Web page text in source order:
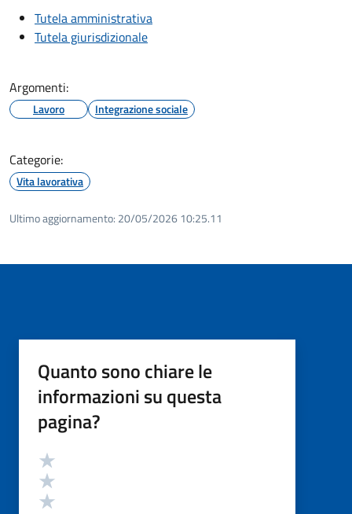
Tutela amministrativa
Tutela giurisdizionale
Argomenti:
Lavoro Integrazione sociale
Categorie:
Vita lavorativa
Ultimo aggiornamento: 20/05/2026 10:25.11
Quanto sono chiare le
informazioni su questa
pagina?
Valutazione